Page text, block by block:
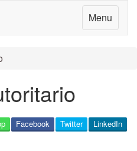
Menu
LinkedIn
Twitter
Facebook